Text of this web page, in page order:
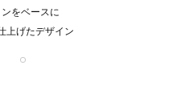
をベースに
上げたデザイン